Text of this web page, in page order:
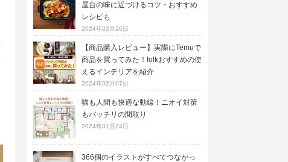
屋台の味に近づけるコツ・おすすめ
レシピも
2024年02月26日
【商品購入レビュー】実際にTemuで
商品を買ってみた！folkおすすめの使
えるインテリアを紹介
2024年02月07日
猫も人間も快適な動線！ニオイ対策
もバッチリの間取り
2024年01月24日
366個のイラストがすべてつながっ